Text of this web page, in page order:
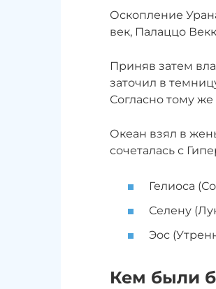
Оскопление
век, Палаццо
Приняв затем
заточил в
Согласно тому
Океан взял в
сочеталась с
Гелиоса
Селену
Эос
Кем были